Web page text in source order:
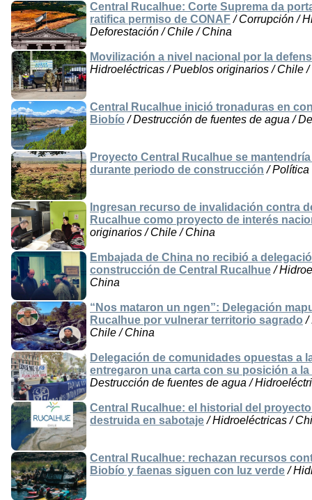
Central Rucalhue: Corte Suprema da
ratifica permiso de CONAF/ Corrupción /
Deforestación / Chile / China
Movilización a nivel nacional por la
Hidroeléctricas / Pueblos originarios / Chile
Central Rucalhue inició tronaduras en
Biobío / Destrucción de fuentes de agua /
Proyecto Central Rucalhue se
durante periodo de construcción / Política
Ingresan recurso de invalidación contra
Rucalhue como proyecto de interés
originarios / Chile / China
Embajada de China no recibió a
construcción de Central Rucalhue/
China
“Nos mataron un ngen”: Delegación
Rucalhue por vulnerar territorio sagrado /
Chile / China
Delegación de comunidades opuestas a
entregaron una carta con su posición a
Destrucción de fuentes de agua /
Central Rucalhue: el historial del
destruida en sabotaje/ Hidroeléctricas /
Central Rucalhue: rechazan recursos
Biobío y faenas siguen con luz verde/